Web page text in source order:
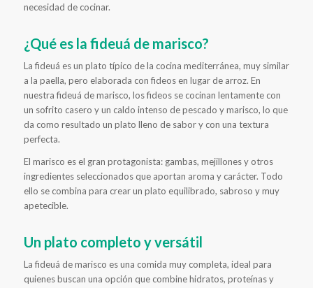
necesidad de cocinar.
¿Qué es la fideuá de marisco?
La fideuá es un plato típico de la cocina mediterránea, muy similar
a la paella, pero elaborada con fideos en lugar de arroz. En
nuestra fideuá de marisco, los fideos se cocinan lentamente con
un sofrito casero y un caldo intenso de pescado y marisco, lo que
da como resultado un plato lleno de sabor y con una textura
perfecta.
El marisco es el gran protagonista: gambas, mejillones y otros
ingredientes seleccionados que aportan aroma y carácter. Todo
ello se combina para crear un plato equilibrado, sabroso y muy
apetecible.
Un plato completo y versátil
La fideuá de marisco es una comida muy completa, ideal para
quienes buscan una opción que combine hidratos, proteínas y